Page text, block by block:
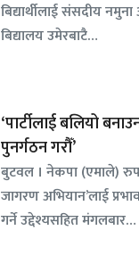
बिद्यार्थीलाई संसदीय
बिद्यालय उमेरबाटै…
‘पार्टीलाई बलियो
पुनर्गठन गरौँ’
बुटवल । नेकपा (एमाले)
जागरण अभियान’लाई
गर्ने उद्देश्यसहित मंगलबार…